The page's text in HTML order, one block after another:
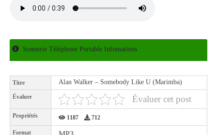
Sonnerie Téléphone Portable Infomations
Titre Alan Walker – Somebody Like U (Marimba)
Évaluer Évaluer cet post
Propriétés 1187 712
Format